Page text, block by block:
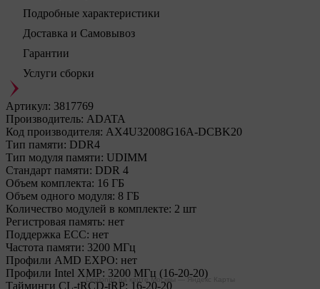
Подробные характеристики
Доставка и Самовывоз
Гарантии
Услуги сборки
Артикул: 3817769
Производитель: ADATA
Код производителя: AX4U32008G16A-DCBK20
Тип памяти: DDR4
Тип модуля памяти: UDIMM
Стандарт памяти: DDR 4
Объем комплекта: 16 ГБ
Объем одного модуля: 8 ГБ
Количество модулей в комплекте: 2 шт
Регистровая память: нет
Поддержка ECC: нет
Частота памяти: 3200 МГц
Профили AMD EXPO: нет
Профили Intel XMP: 3200 МГц (16-20-20)
Тайминги CL-tRCD-tRP: 16-20-20
Legionpc на карте Москвы — Яндекс Карты